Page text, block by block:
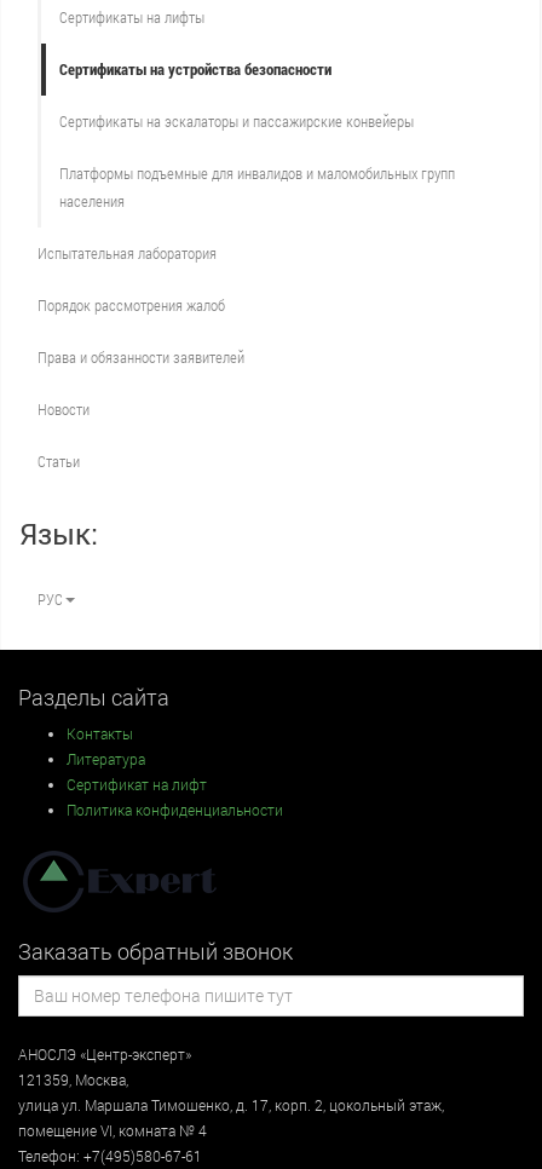
Сертификаты на лифты
Сертификаты на устройства безопасности
Сертификаты на эскалаторы и пассажирские конвейеры
Платформы подъемные для инвалидов и маломобильных групп
населения
Испытательная лаборатория
Порядок рассмотрения жалоб
Права и обязанности заявителей
Новости
Статьи
Язык:
РУС
Разделы сайта
Контакты
Литература
Сертификат на лифт
Политика конфиденциальности
Заказать обратный звонок
АНОСЛЭ «Центр-эксперт»
121359 Москва
улицаул. Маршала Тимошенко, д. 17, корп. 2, цокольный этаж
помещение VI, комната № 4
Телефон: +7(495)580-67-61